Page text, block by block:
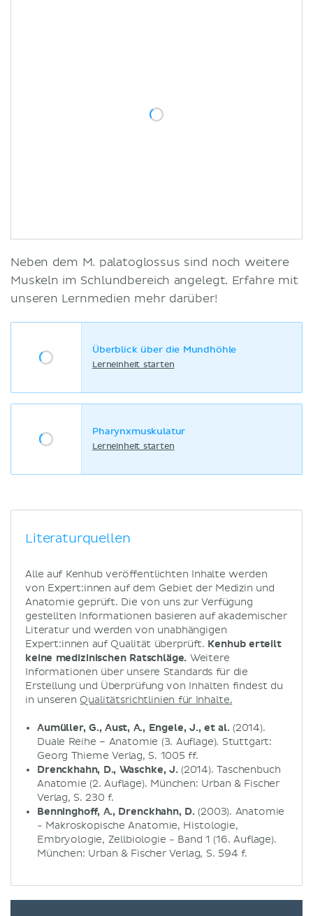
Neben dem M. palatoglossus sind noch weitere
Muskeln im Schlundbereich angelegt. Erfahre mit
unseren Lernmedien mehr darüber!
Überblick über die Mundhöhle
Lerneinheit starten
Pharynxmuskulatur
Lerneinheit starten
Literaturquellen
Alle auf Kenhub veröffentlichten Inhalte werden
von Expert:innen auf dem Gebiet der Medizin und
Anatomie geprüft. Die von uns zur Verfügung
gestellten Informationen basieren auf akademischer
Literatur und werden von unabhängigen
Expert:innen auf Qualität überprüft. Kenhub erteilt
keine medizinischen Ratschläge. Weitere
Informationen über unsere Standards für die
Erstellung und Überprüfung von Inhalten findest du
in unseren Qualitätsrichtlinien für Inhalte.
Aumüller, G., Aust, A., Engele, J., et al. (2014).
Duale Reihe – Anatomie (3. Auflage). Stuttgart:
Georg Thieme Verlag, S. 1005 ff.
Drenckhahn, D., Waschke, J. (2014). Taschenbuch
Anatomie (2. Auflage). München: Urban & Fischer
Verlag, S. 230 f.
Benninghoff, A., Drenckhahn, D. (2003). Anatomie
- Makroskopische Anatomie, Histologie,
Embryologie, Zellbiologie - Band 1 (16. Auflage).
München: Urban & Fischer Verlag, S. 594 f.